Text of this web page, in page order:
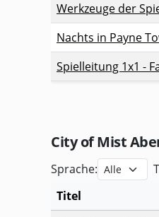
Werkzeuge der
Nachts in Payne
Spielleitung 1x1 -
City of Mist
Sprache:
Titel